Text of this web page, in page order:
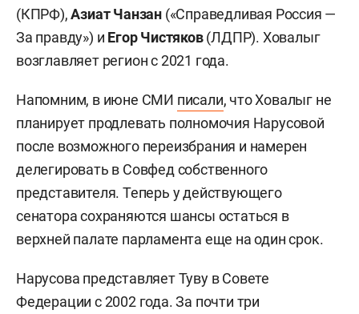
(КПРФ),Азиат Чанзан («Справедливая Россия —
За правду») и Егор Чистяков(ЛДПР). Ховалыг
возглавляет регион с 2021 года.
Напомним, в июне СМИ писали, что Ховалыг не
планирует продлевать полномочия Нарусовой
после возможного переизбрания и намерен
делегировать в Совфед собственного
представителя. Теперь у действующего
сенатора сохраняются шансы остаться в
верхней палате парламента еще на один срок.
Нарусова представляет Туву в Совете
Федерации с 2002 года. За почти три